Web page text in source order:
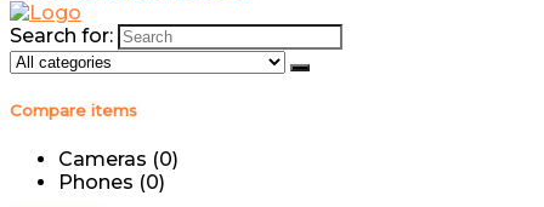
Search for:
Compare items
Cameras (0)
Phones (0)